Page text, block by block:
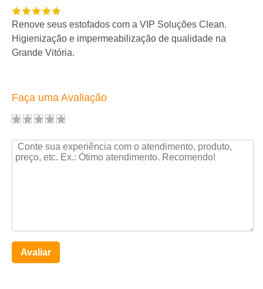
Renove seus estofados com a VIP Soluções Clean.
Higienização e impermeabilização de qualidade na
Grande Vitória.
Faça uma Avaliação
Avaliar